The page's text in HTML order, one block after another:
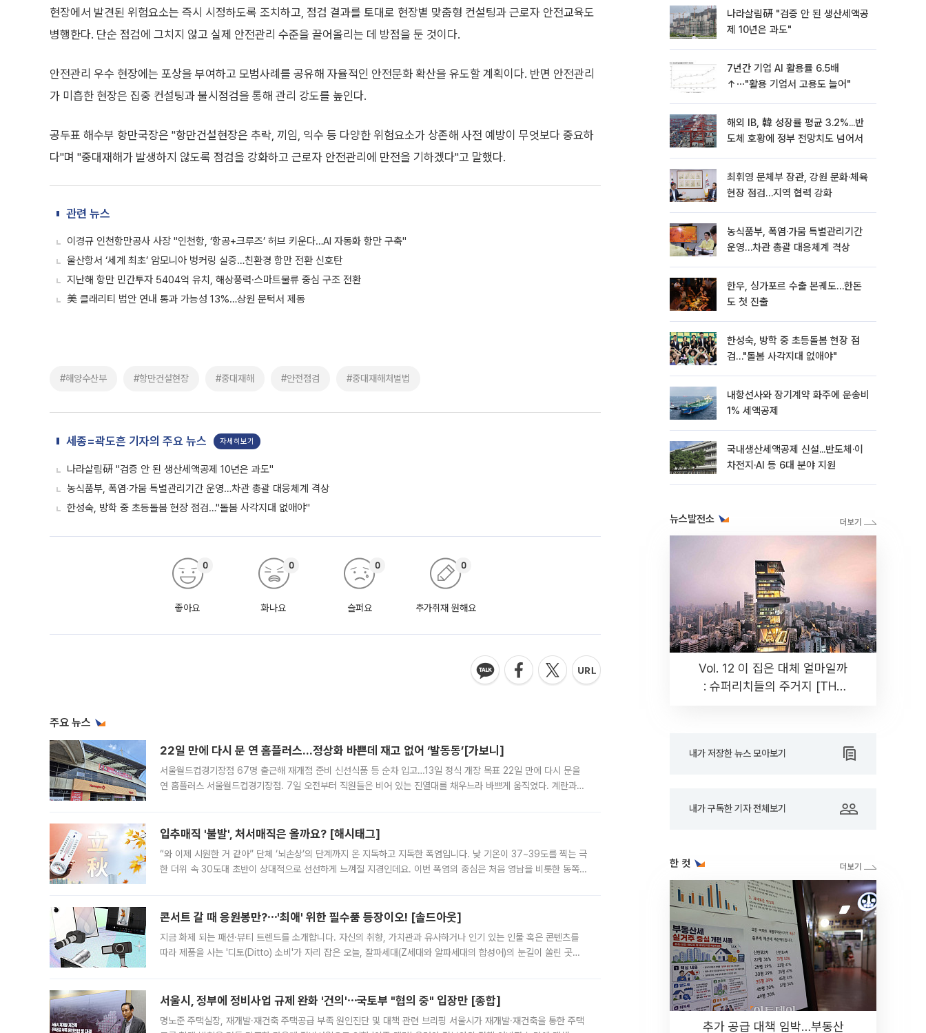
현장에서 발견된 위험요소는 즉시 시정하도록 조치하고, 점검 결과를 토대로 현장별 맞춤형 컨설팅과 근로자 안전교육도
병행한다. 단순 점검에 그치지 않고 실제 안전관리 수준을 끌어올리는 데 방점을 둔 것이다.
안전관리 우수 현장에는 포상을 부여하고 모범사례를 공유해 자율적인 안전문화 확산을 유도할 계획이다. 반면 안전관리
가 미흡한 현장은 집중 컨설팅과 불시점검을 통해 관리 강도를 높인다.
공두표 해수부 항만국장은 "항만건설현장은 추락, 끼임, 익수 등 다양한 위험요소가 상존해 사전 예방이 무엇보다 중요하
다"며 "중대재해가 발생하지 않도록 점검을 강화하고 근로자 안전관리에 만전을 기하겠다"고 말했다.
관련 뉴스
이경규 인천항만공사 사장 "인천항, ‘항공+크루즈’ 허브 키운다…AI 자동화 항만 구축"
울산항서 ‘세계 최초’ 암모니아 벙커링 실증…친환경 항만 전환 신호탄
지난해 항만 민간투자 5404억 유치, 해상풍력·스마트물류 중심 구조 전환
美 클래리티 법안 연내 통과 가능성 13%…상원 문턱서 제동
#해양수산부 #항만건설현장 #중대재해 #안전점검 #중대재해처벌법
세종=곽도흔 기자의 주요 뉴스 자세히보기
나라살림硏 "검증 안 된 생산세액공제 10년은 과도"
농식품부, 폭염·가뭄 특별관리기간 운영…차관 총괄 대응체계 격상
한성숙, 방학 중 초등돌봄 현장 점검…"돌봄 사각지대 없애야"
좋아요
0
화나요
0
슬퍼요
0
추가취재 원해요
0
주요 뉴스
22일 만에 다시 문 연 홈플러스…정상화 바쁜데 재고 없어 ‘발동동’[가보니]
서울월드컵경기장점 67명 출근해 재개점 준비 신선식품 등 순차 입고…13일 정식 개장 목표 22일 만에 다시 문을
연 홈플러스 서울월드컵경기장점. 7일 오전부터 직원들은 비어 있는 진열대를 채우느라 바쁘게 움직였다. 계란과
입추매직 '불발', 처서매직은 올까요? [해시태그]
“와 이제 시원한 거 같아” 단체 ‘뇌손상’의 단계까지 온 지독하고 지독한 폭염입니다. 낮 기온이 37~39도를 찍는 극
한 더위 속 30도대 초반이 상대적으로 선선하게 느껴질 지경인데요. 이번 폭염의 중심은 처음 영남을 비롯한 동쪽
콘서트 갈 때 응원봉만?⋯'최애' 위한 필수품 등장이오! [솔드아웃]
지금 화제 되는 패션·뷰티 트렌드를 소개합니다. 자신의 취향, 가치관과 유사하거나 인기 있는 인물 혹은 콘텐츠를
따라 제품을 사는 '디토(Ditto) 소비'가 자리 잡은 오늘, 잘파세대(Z세대와 알파세대의 합성어)의 눈길이 쏠린 곳은
서울시, 정부에 정비사업 규제 완화 '건의'⋯국토부 "협의 중" 입장만 [종합]
명노준 주택실장, 재개발·재건축 주택공급 부족 원인진단 및 대책 관련 브리핑 서울시가 재개발·재건축을 통한 주택
나라살림硏 "검증 안 된 생산세액공
제 10년은 과도"
7년간 기업 AI 활용률 6.5배
↑⋯"활용 기업서 고용도 늘어"
해외 IB, 韓 성장률 평균 3.2%...반
도체 호황에 정부 전망치도 넘어서
최휘영 문체부 장관, 강원 문화·체육
현장 점검…지역 협력 강화
농식품부, 폭염·가뭄 특별관리기간
운영…차관 총괄 대응체계 격상
한우, 싱가포르 수출 본궤도…한돈
도 첫 진출
한성숙, 방학 중 초등돌봄 현장 점
검…"돌봄 사각지대 없애야"
내항선사와 장기계약 화주에 운송비
1% 세액공제
국내생산세액공제 신설...반도체·이
차전지·AI 등 6대 분야 지원
뉴스발전소
Vol. 12 이 집은 대체 얼마일까
: 슈퍼리치들의 주거지 [THE
내가 저장한 뉴스 모아보기
내가 구독한 기자 전체보기
한 컷
추가 공급 대책 임박…부동산